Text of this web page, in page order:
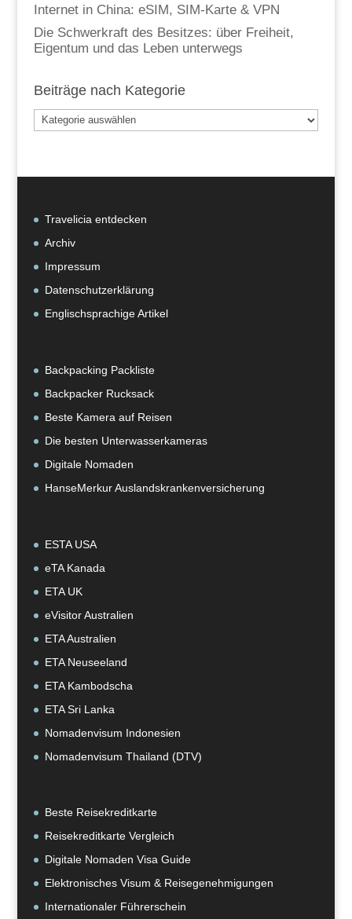
Internet in China: eSIM, SIM-Karte & VPN
Die Schwerkraft des Besitzes: über Freiheit,
Eigentum und das Leben unterwegs
Beiträge nach Kategorie
Beiträge
nach
Travelicia entdecken
Archiv
Impressum
Datenschutzerklärung
Englischsprachige Artikel
Backpacking Packliste
Backpacker Rucksack
Beste Kamera auf Reisen
Die besten Unterwasserkameras
Digitale Nomaden
HanseMerkur Auslandskrankenversicherung
ESTA USA
eTA Kanada
ETA UK
eVisitor Australien
ETA Australien
ETA Neuseeland
ETA Kambodscha
ETA Sri Lanka
Nomadenvisum Indonesien
Nomadenvisum Thailand (DTV)
Beste Reisekreditkarte
Reisekreditkarte Vergleich
Digitale Nomaden Visa Guide
Elektronisches Visum & Reisegenehmigungen
Internationaler Führerschein